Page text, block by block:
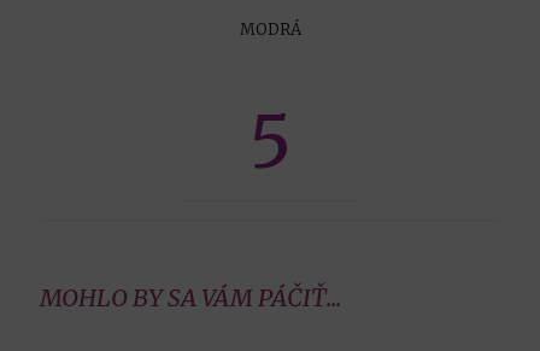
MODRÁ
5
MOHLO BY SA VÁM PÁČIŤ...